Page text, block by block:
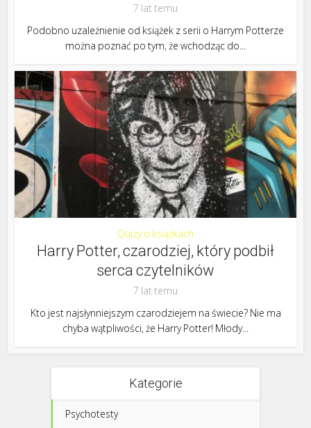
7 lat temu
Podobno uzależnienie od książek z serii o Harrym Potterze
można poznać po tym, że wchodząc do...
Quizy o książkach
Harry Potter, czarodziej, który podbił
serca czytelników
7 lat temu
Kto jest najsłynniejszym czarodziejem na świecie? Nie ma
chyba wątpliwości, że Harry Potter! Młody...
Kategorie
Psychotesty